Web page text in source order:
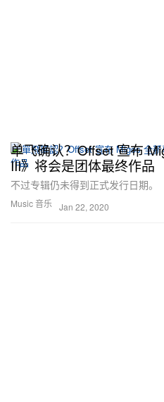
Music 音乐
单飞确认？Offset 宣布
III》将会是团体最终作品
不过专辑仍未得到正式发行日期。
Jan 22, 2020